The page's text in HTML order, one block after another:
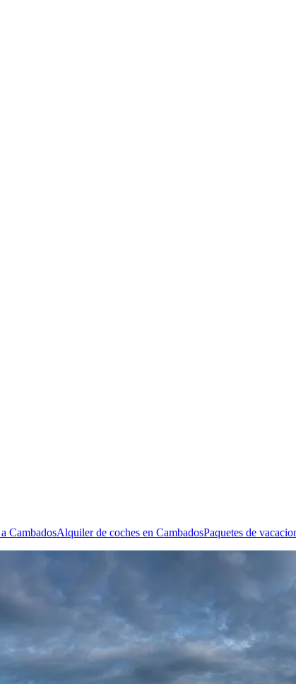
CambadosAlquiler de coches en CambadosPaquetes de